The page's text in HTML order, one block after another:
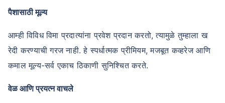
पैशासाठी मूल्य
आम्ही विविध विमा प्रदात्यांना प्रवेश प्रदान करतो, त्यामुळे तुम्हाला ख
रेदी करण्याची गरज नाही. हे स्पर्धात्मक प्रीमियम, मजबूत कव्हरेज आणि
कमाल मूल्य-सर्व एकाच ठिकाणी सुनिश्चित करते.
वेळ आणि प्रयत्न वाचले